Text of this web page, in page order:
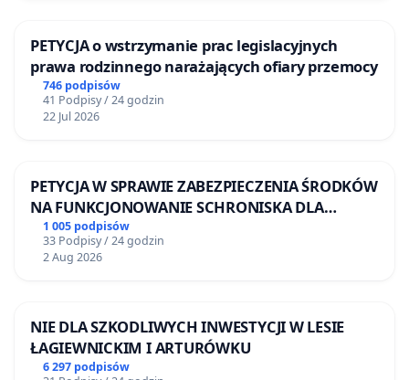
PETYCJA o wstrzymanie prac legislacyjnych
prawa rodzinnego narażających ofiary przemocy
746 podpisów
41 Podpisy / 24 godzin
22 Jul 2026
PETYCJA W SPRAWIE ZABEZPIECZENIA ŚRODKÓW
NA FUNKCJONOWANIE SCHRONISKA DLA
BEZDOMNYCH ZWIERZĄT W SKARYSZEWIE
1 005 podpisów
33 Podpisy / 24 godzin
2 Aug 2026
NIE DLA SZKODLIWYCH INWESTYCJI W LESIE
ŁAGIEWNICKIM I ARTURÓWKU
6 297 podpisów